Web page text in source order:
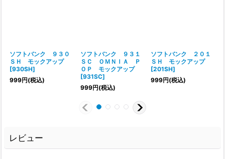
ソフトバンク ９３０
ＳＨ モックアップ
[930SH]
999円(税込)
ソフトバンク ９３１
ＳＣ ＯＭＮＩＡ Ｐ
ＯＰ モックアップ
[931SC]
999円(税込)
ソフトバンク ２０１
ＳＨ モックアップ
[201SH]
999円(税込)
レビュー